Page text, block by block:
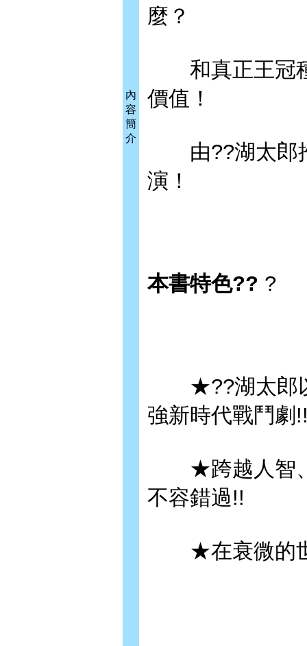
內
容
簡
介
麼？
和真正王冠種
價值！
由??湖太郎推
演！
本書特色?? ?
★??湖太郎以
強新時代戰鬥劇
★跨越人智、
不容錯過!!
★在衰微的世